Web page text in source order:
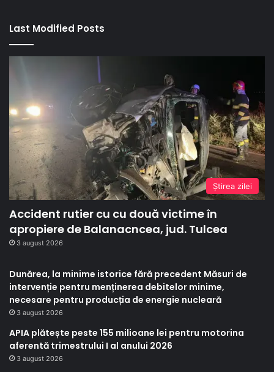
Last Modified Posts
Ştirea zilei
Accident rutier cu cu două victime în
apropiere de Balanacncea, jud. Tulcea
3 august 2026
Dunărea, la minime istorice fără precedent Măsuri de
intervenție pentru menținerea debitelor minime,
necesare pentru producția de energie nucleară
3 august 2026
APIA plătește peste 155 milioane lei pentru motorina
aferentă trimestrului I al anului 2026
3 august 2026